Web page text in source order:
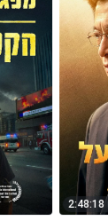
2:48:18